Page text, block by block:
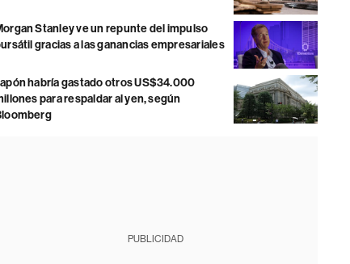
Stanley ve un repunte del impulso
gracias a las ganancias empresariales
habría gastado otros US$34.000
para respaldar al yen, según
PUBLICIDAD